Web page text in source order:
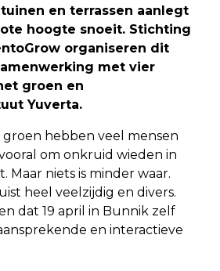
en terrassen aanlegt
hoogte snoeit. Stichting
organiseren dit
met vier
groen en
Yuverta.
hebben veel mensen
om onkruid wieden in
Maar niets is minder waar.
heel veelzijdig en divers.
dat 19 april in Bunnik zelf
en interactieve